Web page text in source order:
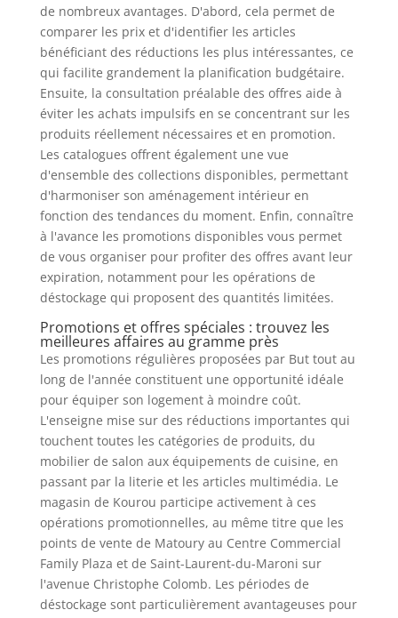
de nombreux avantages. D'abord, cela permet de
comparer les prix et d'identifier les articles
bénéficiant des réductions les plus intéressantes, ce
qui facilite grandement la planification budgétaire.
Ensuite, la consultation préalable des offres aide à
éviter les achats impulsifs en se concentrant sur les
produits réellement nécessaires et en promotion.
Les catalogues offrent également une vue
d'ensemble des collections disponibles, permettant
d'harmoniser son aménagement intérieur en
fonction des tendances du moment. Enfin, connaître
à l'avance les promotions disponibles vous permet
de vous organiser pour profiter des offres avant leur
expiration, notamment pour les opérations de
déstockage qui proposent des quantités limitées.
Promotions et offres spéciales : trouvez les
meilleures affaires au gramme près
Les promotions régulières proposées par But tout au
long de l'année constituent une opportunité idéale
pour équiper son logement à moindre coût.
L'enseigne mise sur des réductions importantes qui
touchent toutes les catégories de produits, du
mobilier de salon aux équipements de cuisine, en
passant par la literie et les articles multimédia. Le
magasin de Kourou participe activement à ces
opérations promotionnelles, au même titre que les
points de vente de Matoury au Centre Commercial
Family Plaza et de Saint-Laurent-du-Maroni sur
l'avenue Christophe Colomb. Les périodes de
déstockage sont particulièrement avantageuses pour